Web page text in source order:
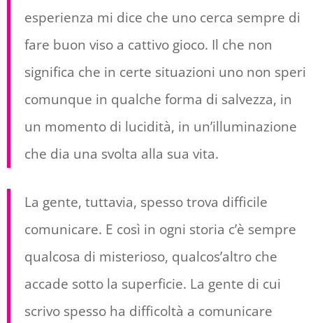
esperienza mi dice che uno cerca sempre di
fare buon viso a cattivo gioco. Il che non
significa che in certe situazioni uno non speri
comunque in qualche forma di salvezza, in
un momento di lucidità, in un’illuminazione
che dia una svolta alla sua vita.
La gente, tuttavia, spesso trova difficile
comunicare. E così in ogni storia c’è sempre
qualcosa di misterioso, qualcos’altro che
accade sotto la superficie. La gente di cui
scrivo spesso ha difficoltà a comunicare